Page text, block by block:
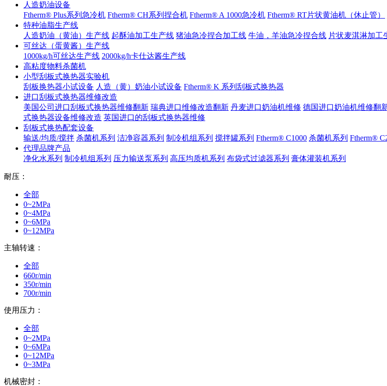
人造奶油设备
Ftherm® Plus系列急冷机 Ftherm® CH系列捏合机 Ftherm® A 1000急冷机 Ftherm® RT片状黄油机（休止管）
特种油脂生产线
人造奶油（黄油）生产线 起酥油加工生产线 猪油急冷捏合加工线 牛油，羊油急冷捏合线 片状麦淇淋加工
可丝达（蛋黄酱）生产线
1000kg/h可丝达生产线 2000kg/h卡仕达酱生产线
高粘度物料杀菌机
小型刮板式换热器实验机
刮板换热器小试设备 人造（黄）奶油小试设备 Ftherm® K 系列刮板式换热器
进口刮板式换热器维修改造
美国公司进口刮板式换热器维修翻新 瑞典进口维修改造翻新 丹麦进口奶油机维修 德国进口奶油机维修翻
式换热器设备维修改造 英国进口的刮板式换热器维修
刮板式换热配套设备
输送/均质/搅拌 杀菌机系列 洁净容器系列 制冷机组系列 搅拌罐系列 Ftherm® C1000 杀菌机系列 Ftherm®
代理品牌产品
净化水系列 制冷机组系列 压力输送泵系列 高压均质机系列 布袋式过滤器系列 膏体灌装机系列
耐压：
全部
0~2MPa
0~4MPa
0~6MPa
0~12MPa
主轴转速：
全部
660r/min
350r/min
700r/min
使用压力：
全部
0~2MPa
0~6MPa
0~12MPa
0~3MPa
机械密封：